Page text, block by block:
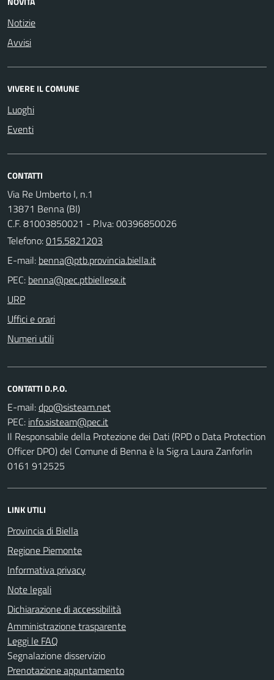
Notizie
Avvisi
VIVERE IL COMUNE
Luoghi
Eventi
CONTATTI
Via Re Umberto I, n.1
13871 Benna (BI)
C.F. 81003850021 - P.Iva: 00396850026
Telefono:015.5821203
E-mail:
PEC:
URP
Uffici e orari
Numeri utili
CONTATTI D.P.O.
E-mail:
PEC:
Il Responsabile della Protezione dei Dati (RPD o Data Protection
Officer DPO) del Comune di Benna è la Sig.ra Laura Zanforlin
0161 912525
LINK UTILI
Provincia di Biella
Regione Piemonte
Informativa privacy
Note legali
Dichiarazione di accessibilità
Amministrazione trasparente
Leggi le FAQ
Segnalazione disservizio
Prenotazione appuntamento